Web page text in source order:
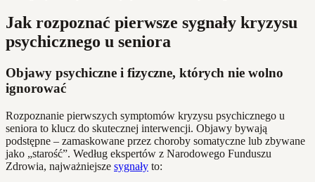
Jak rozpoznać pierwsze sygnały kryzysu
psychicznego u seniora
Objawy psychiczne i fizyczne, których nie wolno
ignorować
Rozpoznanie pierwszych symptomów kryzysu psychicznego u
seniora to klucz do skutecznej interwencji. Objawy bywają
podstępne – zamaskowane przez choroby somatyczne lub zbywane
jako „starość”. Według ekspertów z Narodowego Funduszu
Zdrowia, najważniejsze sygnały to: